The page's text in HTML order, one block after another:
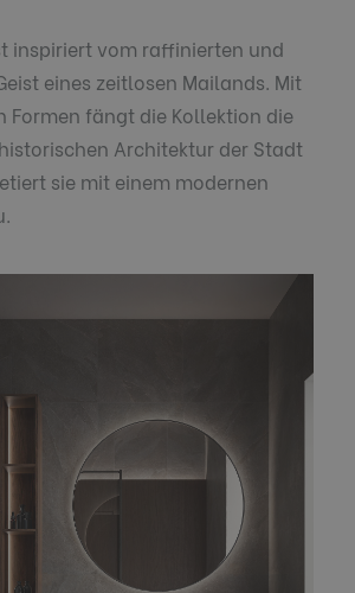
inspiriert vom raffinierten und
eines zeitlosen Mailands. Mit
Formen fängt die Kollektion die
Architektur der Stadt
sie mit einem modernen